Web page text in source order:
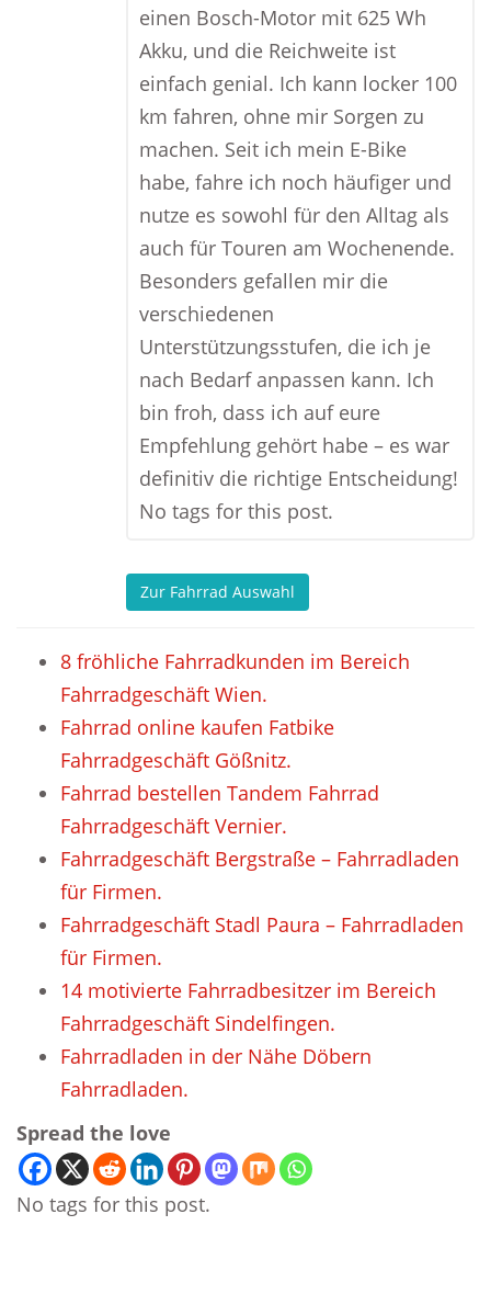
einen Bosch-Motor mit 625 Wh
Akku, und die Reichweite ist
einfach genial. Ich kann locker 100
km fahren, ohne mir Sorgen zu
machen. Seit ich mein E-Bike
habe, fahre ich noch häufiger und
nutze es sowohl für den Alltag als
auch für Touren am Wochenende.
Besonders gefallen mir die
verschiedenen
Unterstützungsstufen, die ich je
nach Bedarf anpassen kann. Ich
bin froh, dass ich auf eure
Empfehlung gehört habe – es war
definitiv die richtige Entscheidung!
No tags for this post.
Zur Fahrrad Auswahl
8 fröhliche Fahrradkunden im Bereich
Fahrradgeschäft Wien.
Fahrrad online kaufen Fatbike
Fahrradgeschäft Gößnitz.
Fahrrad bestellen Tandem Fahrrad
Fahrradgeschäft Vernier.
Fahrradgeschäft Bergstraße – Fahrradladen
für Firmen.
Fahrradgeschäft Stadl Paura – Fahrradladen
für Firmen.
14 motivierte Fahrradbesitzer im Bereich
Fahrradgeschäft Sindelfingen.
Fahrradladen in der Nähe Döbern
Fahrradladen.
Spread the love
No tags for this post.